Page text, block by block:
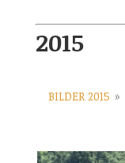
2015
BILDER 2015 »